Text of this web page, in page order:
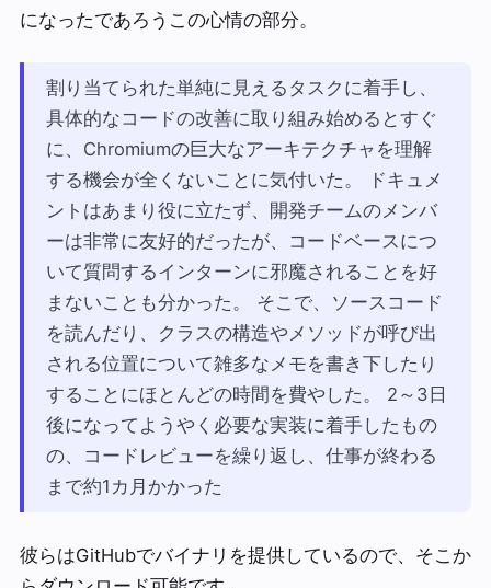
になったであろうこの心情の部分。
割り当てられた単純に見えるタスクに着手し、
具体的なコードの改善に取り組み始めるとすぐ
に、Chromiumの巨大なアーキテクチャを理解
する機会が全くないことに気付いた。 ドキュメ
ントはあまり役に立たず、開発チームのメンバ
ーは非常に友好的だったが、コードベースにつ
いて質問するインターンに邪魔されることを好
まないことも分かった。 そこで、ソースコード
を読んだり、クラスの構造やメソッドが呼び出
される位置について雑多なメモを書き下したり
することにほとんどの時間を費やした。 2～3日
後になってようやく必要な実装に着手したもの
の、コードレビューを繰り返し、仕事が終わる
まで約1カ月かかった
彼らはGitHubでバイナリを提供しているので、そこか